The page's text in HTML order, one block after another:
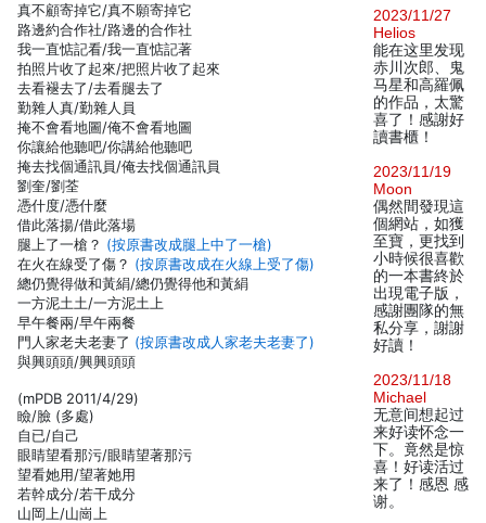
真不顧寄掉它/真不願寄掉它
路邊約合作社/路邊的合作社
我一直惦記看/我一直惦記著
拍照片收了起來/把照片收了起來
去看褪去了/去看腿去了
勤雜人真/勤雜人員
掩不會看地圖/俺不會看地圖
你讓給他聽吧/你講給他聽吧
掩去找個通訊員/俺去找個通訊員
劉奎/劉荃
憑什度/憑什麼
借此落揚/借此落場
腿上了一槍？ (按原書改成腿上中了一槍)
在火在線受了傷？ (按原書改成在火線上受了傷)
總仍覺得做和黃絹/總仍覺得他和黃絹
一方泥土土/一方泥土上
早午餐兩/早午兩餐
門人家老夫老妻了 (按原書改成人家老夫老妻了)
與興頭頭/興興頭頭
(mPDB 2011/4/29)
瞼/臉 (多處)
自已/自己
眼睛望看那污/眼睛望著那污
望看她用/望著她用
若幹成分/若干成分
山岡上/山崗上
2023/11/27
Helios
能在这里发现
赤川次郎、鬼
马星和高羅佩
的作品，太驚
喜了！感謝好
讀書櫃！
2023/11/19
Moon
偶然間發現這
個網站，如獲
至寶，更找到
小時候很喜歡
的一本書終於
出現電子版，
感謝團隊的無
私分享，謝謝
好讀！
2023/11/18
Michael
无意间想起过
来好读怀念一
下。竟然是惊
喜！好读活过
来了！感恩 感
谢。